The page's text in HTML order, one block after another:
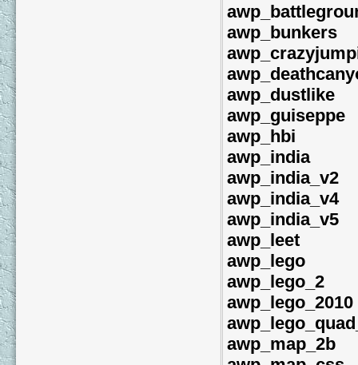
awp_bunkers
awp_dustlike
awp_guiseppe
awp_hbi
awp_india
awp_india_v2
awp_india_v4
awp_india_v5
awp_leet
awp_lego
awp_lego_2
awp_lego_2010
awp_map_2b